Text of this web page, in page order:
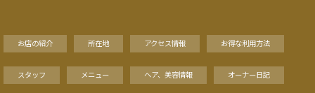
お店の紹介 所在地 アクセス情報 お得な利用方法
スタッフ メニュー ヘア、美容情報 オーナー日記